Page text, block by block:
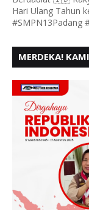
Hari Ulang Tahun
#SMPN13Padang
MERDEKA!